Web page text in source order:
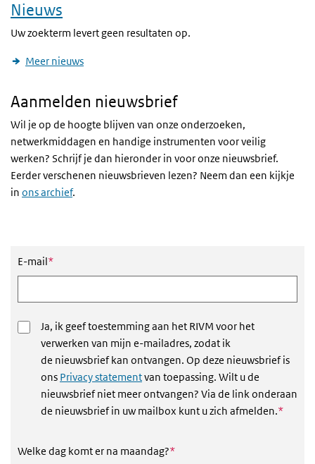
Nieuws
Uw zoekterm levert geen resultaten op.
Meer nieuws
Aanmelden nieuwsbrief
Wil je op de hoogte blijven van onze onderzoeken,
netwerkmiddagen en handige instrumenten voor veilig
werken? Schrijf je dan hieronder in voor onze nieuwsbrief.
Eerder verschenen nieuwsbrieven lezen? Neem dan een kijkje
in ons archief.
Nieuwsbrief aanmeldformulier
E-mail*Dit veld is verplicht
Ja, ik geef toestemming aan het RIVM voor het
verwerken van mijn e-mailadres, zodat ik
de nieuwsbrief kan ontvangen. Op deze nieuwsbrief is
ons Privacy statementvan toepassing. Wilt u de
nieuwsbrief niet meer ontvangen? Via de link onderaan
de nieuwsbrief in uw mailbox kunt u zich afmelden.*Dit
Welke dag komt er na maandag?*Dit veld is verplicht